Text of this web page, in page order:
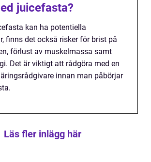
juicefasta?
kan ha potentiella
finns det också risker för brist på
förlust av muskelmassa samt
Det är viktigt att rådgöra med en
innan man påbörjar
Läs fler inlägg här